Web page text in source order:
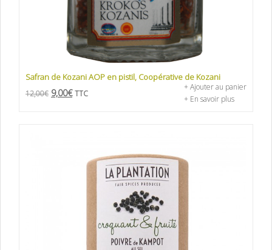
Safran de Kozani AOP en pistil, Coopérative de Kozani
12,00€ 9,00€ TTC
+ Ajouter au panier
+ En savoir plus